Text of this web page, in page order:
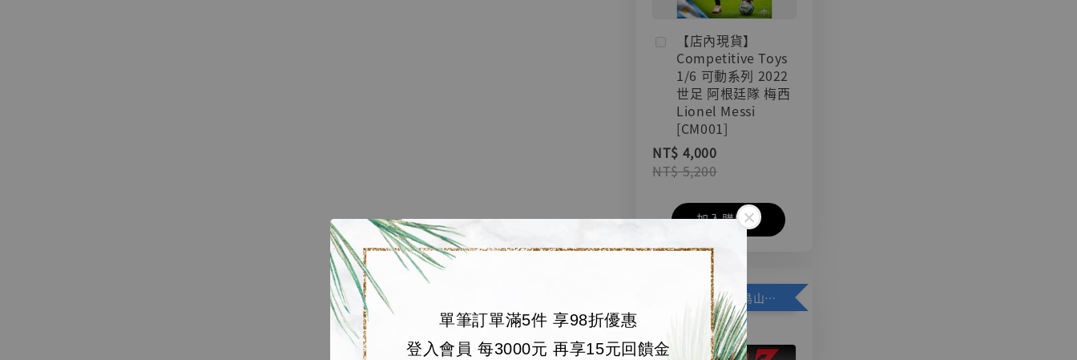
單筆訂單滿5件 享98折優惠
登入會員 每3000元 再享15元回饋金
【店內現貨】
Competitive Toys
1/6 可動系列 2022
世足 阿根廷隊 梅西
Lionel Messi
[CM001]
NT$ 4,000
NT$ 5,200
加入購物車
加購優惠【悟空 鳥山明紀念款 [奇蹟工作室]】